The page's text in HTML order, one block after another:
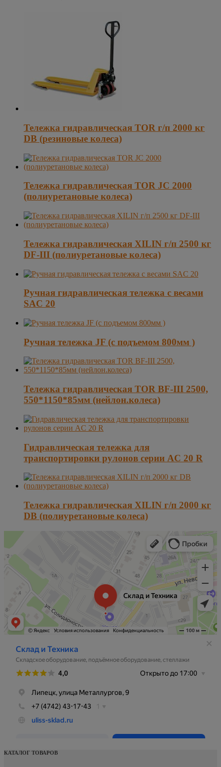
Тележка гидравлическая TOR г/п 2000 кг
DB (резиновые колеса)
Тележка гидравлическая TOR JC 2000
(полиуретановые колеса)
Тележка гидравлическая XILIN г/п 2500 кг
DF-III (полиуретановые колеса)
Ручная гидравлическая тележка с весами
SAC 20
Ручная тележка JF (с подъемом 800мм )
Тележка гидравлическая TOR BF-III 2500,
550*1150*85мм (нейлон.колеса)
Гидравлическая тележка для
транспортировки рулонов серии AC 20 R
Тележка гидравлическая XILIN г/п 2000 кг
DB (полиуретановые колеса)
КАТАЛОГ ТОВАРОВ